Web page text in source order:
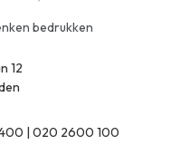
bedrukken
12
| 020 2600 100